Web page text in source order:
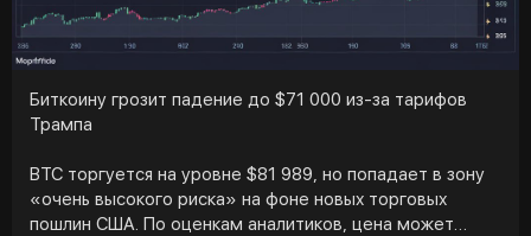
Биткоину грозит падение до $71 000 из-за тарифов
Трампа
BTC торгуется на уровне $81 989, но попадает в зону
«очень высокого риска» на фоне новых торговых
пошлин США. По оценкам аналитиков, цена может